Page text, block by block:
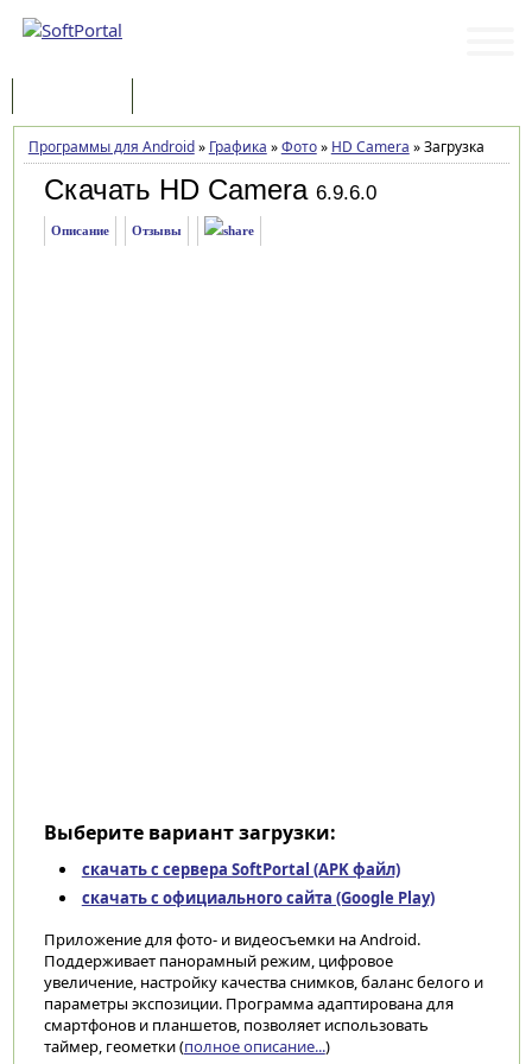
Программы для Android» Графика »Фото» HD Camera »Загрузка
Скачать HD Camera 6.9.6.0
Описание Отзывы
Выберите вариант загрузки:
скачать с сервера SoftPortal (APK файл)
скачать с официального сайта (Google Play)
Приложение для фото- и видеосъемки на Android.
Поддерживает панорамный режим, цифровое
увеличение, настройку качества снимков, баланс белого и
параметры экспозиции. Программа адаптирована для
смартфонов и планшетов, позволяет использовать
таймер, геометки (полное описание...)